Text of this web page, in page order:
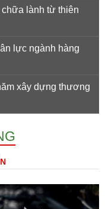
lành từ thiên
lực ngành hàng
xây dựng thương